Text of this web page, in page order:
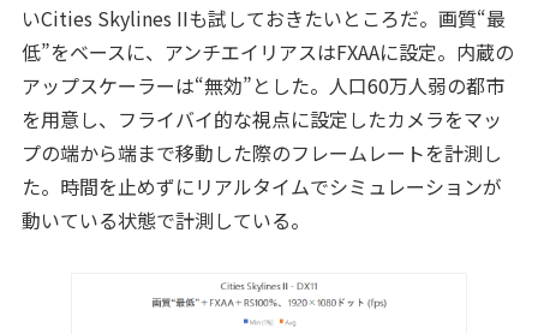
いCities Skylines IIも試しておきたいところだ。画質“最
低”をベースに、アンチエイリアスはFXAAに設定。内蔵の
アップスケーラーは“無効”とした。人口60万人弱の都市
を用意し、フライバイ的な視点に設定したカメラをマッ
プの端から端まで移動した際のフレームレートを計測し
た。時間を止めずにリアルタイムでシミュレーションが
動いている状態で計測している。